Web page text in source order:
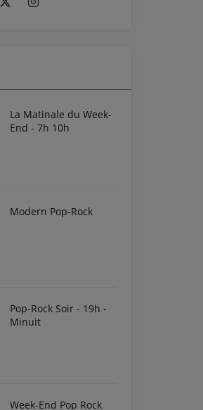
La Matinale du Week-
End - 7h 10h
Modern Pop-Rock
Pop-Rock Soir - 19h -
Minuit
Week-End Pop Rock